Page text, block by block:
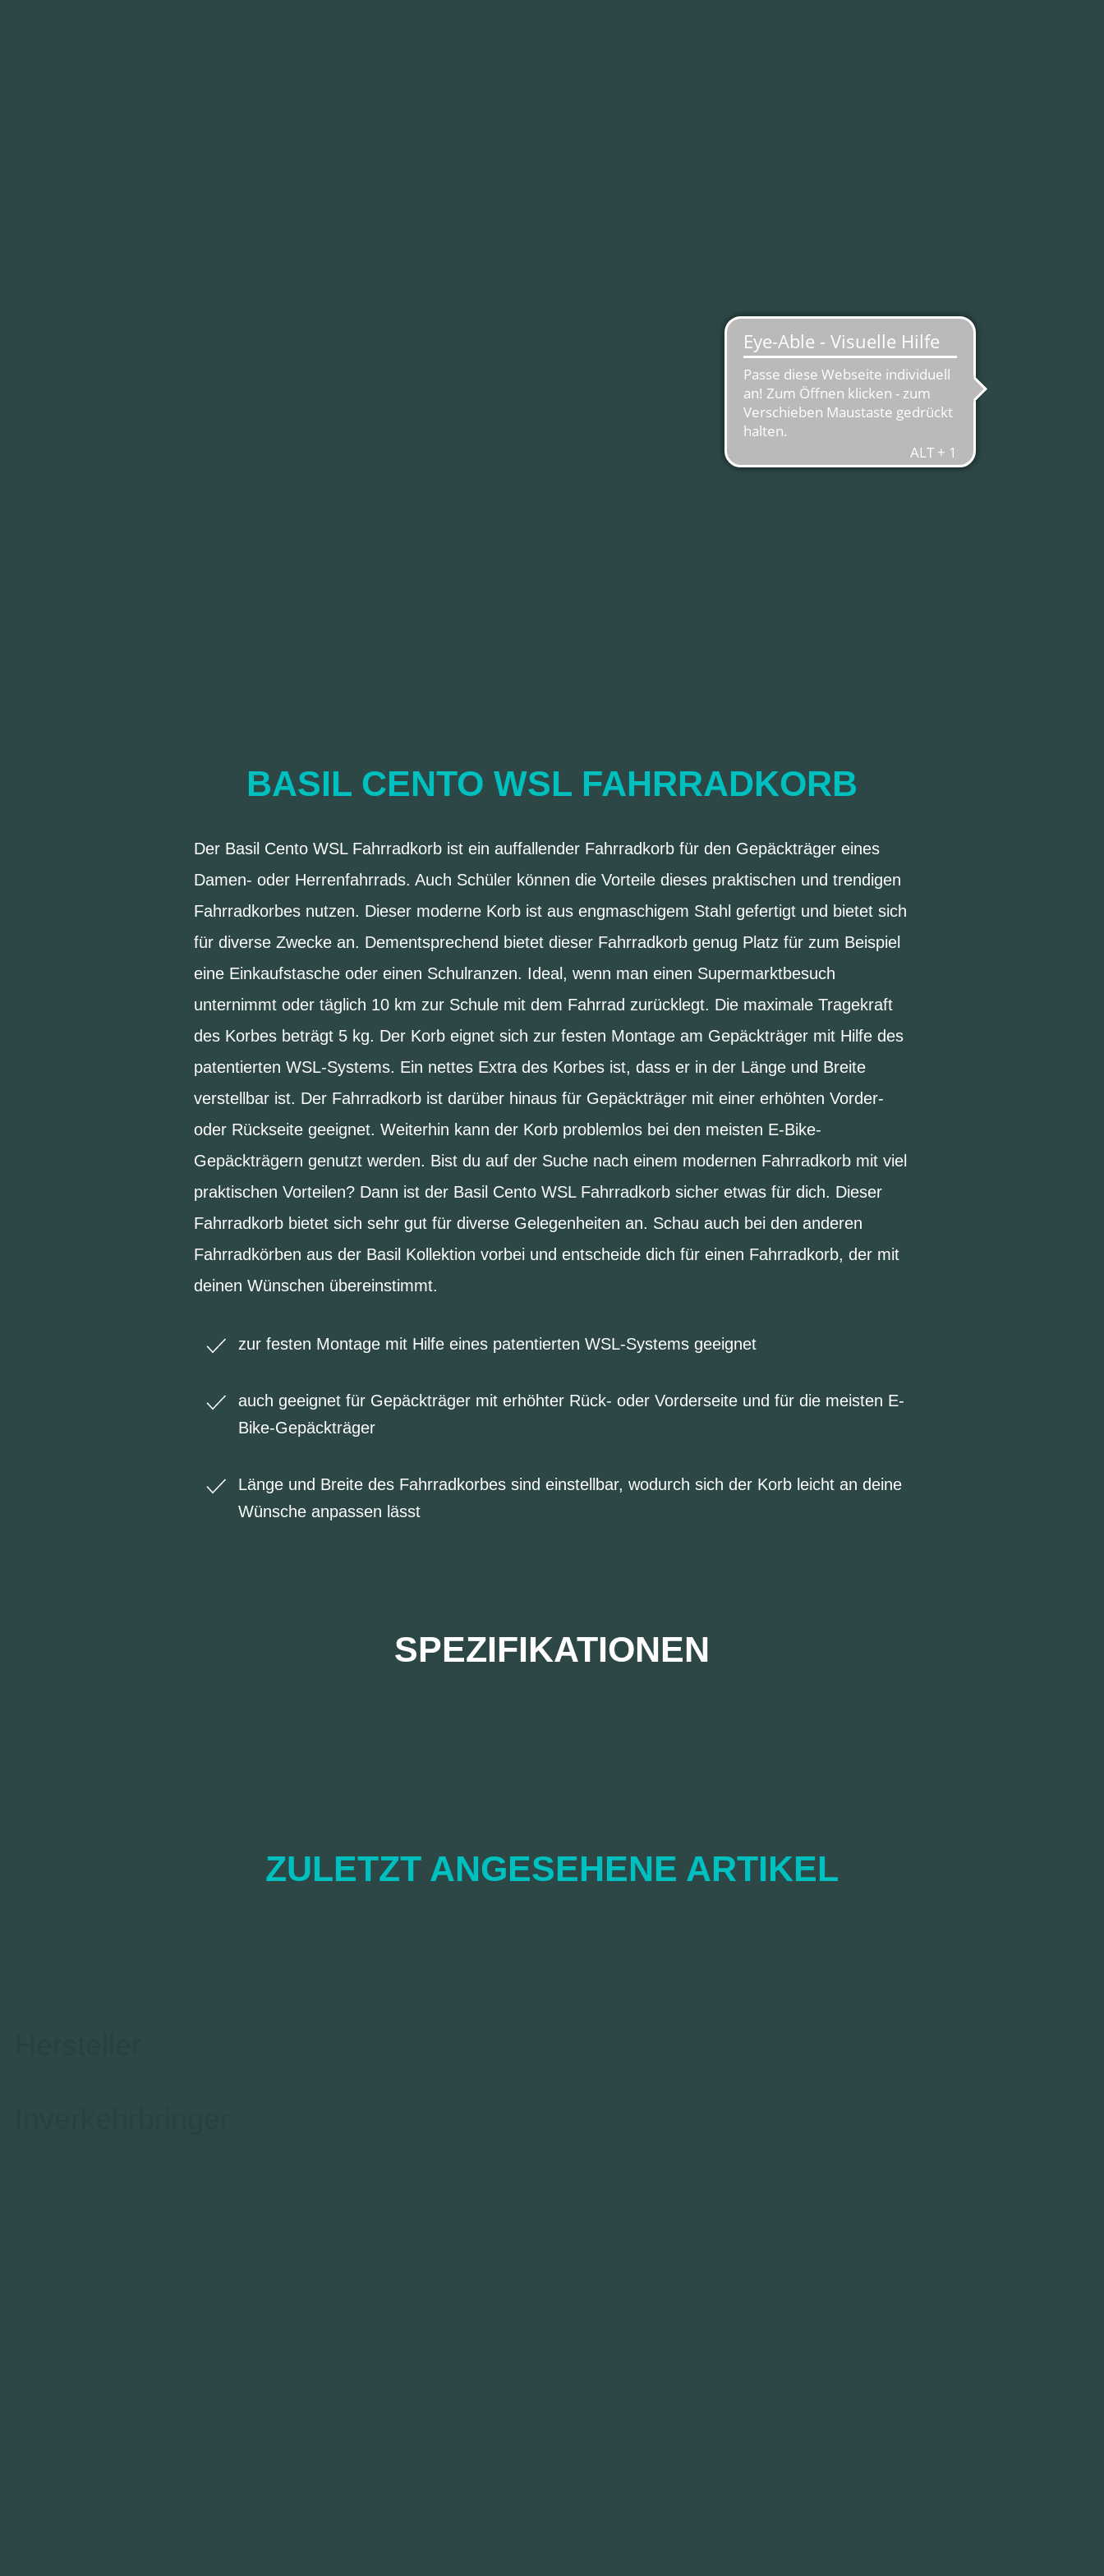
BASIL CENTO WSL FAHRRADKORB
Der Basil Cento WSL Fahrradkorb ist ein auffallender Fahrradkorb für den Gepäckträger eines
Damen- oder Herrenfahrrads. Auch Schüler können die Vorteile dieses praktischen und trendigen
Fahrradkorbes nutzen. Dieser moderne Korb ist aus engmaschigem Stahl gefertigt und bietet sich
für diverse Zwecke an. Dementsprechend bietet dieser Fahrradkorb genug Platz für zum Beispiel
eine Einkaufstasche oder einen Schulranzen. Ideal, wenn man einen Supermarktbesuch
unternimmt oder täglich 10 km zur Schule mit dem Fahrrad zurücklegt. Die maximale Tragekraft
des Korbes beträgt 5 kg. Der Korb eignet sich zur festen Montage am Gepäckträger mit Hilfe des
patentierten WSL-Systems. Ein nettes Extra des Korbes ist, dass er in der Länge und Breite
verstellbar ist. Der Fahrradkorb ist darüber hinaus für Gepäckträger mit einer erhöhten Vorder-
oder Rückseite geeignet. Weiterhin kann der Korb problemlos bei den meisten E-Bike-
Gepäckträgern genutzt werden. Bist du auf der Suche nach einem modernen Fahrradkorb mit viel
praktischen Vorteilen? Dann ist der Basil Cento WSL Fahrradkorb sicher etwas für dich. Dieser
Fahrradkorb bietet sich sehr gut für diverse Gelegenheiten an. Schau auch bei den anderen
Fahrradkörben aus der Basil Kollektion vorbei und entscheide dich für einen Fahrradkorb, der mit
deinen Wünschen übereinstimmt.
zur festen Montage mit Hilfe eines patentierten WSL-Systems geeignet
auch geeignet für Gepäckträger mit erhöhter Rück- oder Vorderseite und für die meisten E-
Bike-Gepäckträger
Länge und Breite des Fahrradkorbes sind einstellbar, wodurch sich der Korb leicht an deine
Wünsche anpassen lässt
SPEZIFIKATIONEN
ZULETZT ANGESEHENE ARTIKEL